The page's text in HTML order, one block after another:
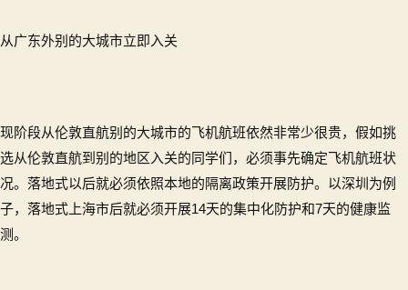
从广东外别的大城市立即入关
现阶段从伦敦直航别的大城市的飞机航班依然非常少很贵，假如挑
选从伦敦直航到别的地区入关的同学们，必须事先确定飞机航班状
况。落地式以后就必须依照本地的隔离政策开展防护。以深圳为例
子，落地式上海市后就必须开展14天的集中化防护和7天的健康监
测。